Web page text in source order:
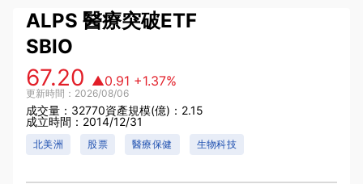
ALPS 醫療突破ETF
SBIO
67.20 ▲0.91 +1.37%
更新時間：2026/08/06
成交量：32770資產規模(億)：2.15
成立時間：2014/12/31
北美洲 股票 醫療保健 生物科技